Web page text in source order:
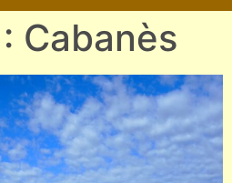
Cabanès